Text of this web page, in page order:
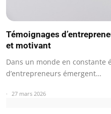
Témoignages
et motivant
Dans un monde en constante
d’entrepreneurs émergent…
27 mars 2026